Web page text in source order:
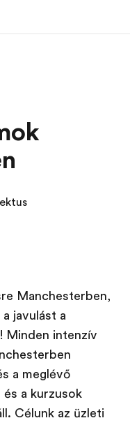
Manchesterben,
javulást a
Minden intenzív
a meglévő
a kurzusok
Célunk az üzleti